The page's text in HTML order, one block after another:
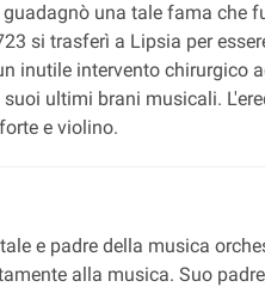
una tale fama che
si trasferì a Lipsia per
inutile intervento chirurgico
ultimi brani musicali.
e violino.
e padre della musica
alla musica. Suo